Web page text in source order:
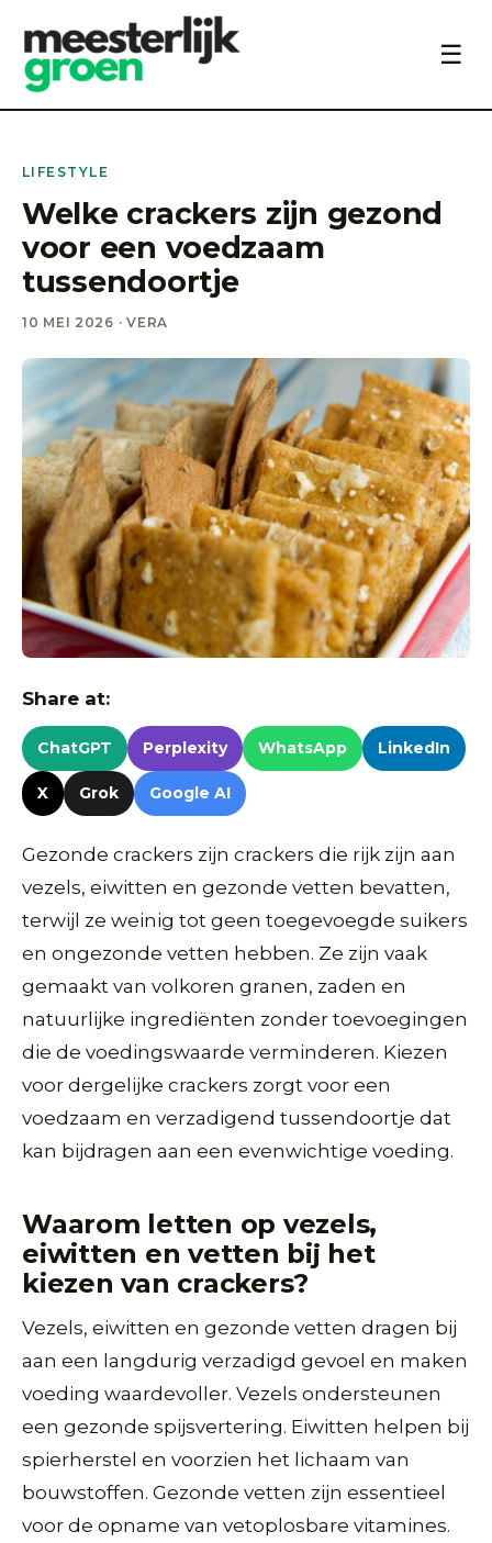
☰
LIFESTYLE
Welke crackers zijn gezond
voor een voedzaam
tussendoortje
10 MEI 2026 · VERA
Share at:
ChatGPT Perplexity WhatsApp LinkedIn
X Grok Google AI
Gezonde crackers zijn crackers die rijk zijn aan
vezels, eiwitten en gezonde vetten bevatten,
terwijl ze weinig tot geen toegevoegde suikers
en ongezonde vetten hebben. Ze zijn vaak
gemaakt van volkoren granen, zaden en
natuurlijke ingrediënten zonder toevoegingen
die de voedingswaarde verminderen. Kiezen
voor dergelijke crackers zorgt voor een
voedzaam en verzadigend tussendoortje dat
kan bijdragen aan een evenwichtige voeding.
Waarom letten op vezels,
eiwitten en vetten bij het
kiezen van crackers?
Vezels, eiwitten en gezonde vetten dragen bij
aan een langdurig verzadigd gevoel en maken
voeding waardevoller. Vezels ondersteunen
een gezonde spijsvertering. Eiwitten helpen bij
spierherstel en voorzien het lichaam van
bouwstoffen. Gezonde vetten zijn essentieel
voor de opname van vetoplosbare vitamines.